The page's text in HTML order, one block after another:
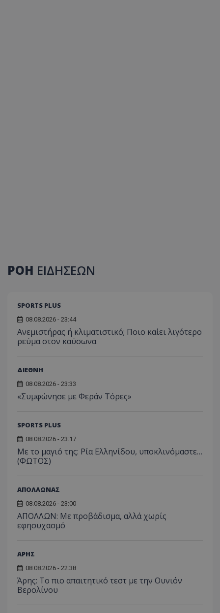
ΡΟΗ ΕΙΔΗΣΕΩΝ
SPORTS PLUS
08.08.2026 - 23:44
Ανεμιστήρας ή κλιματιστικό; Ποιο καίει λιγότερο
ρεύμα στον καύσωνα
ΔΙΕΘΝΗ
08.08.2026 - 23:33
«Συμφώνησε με Φεράν Τόρες»
SPORTS PLUS
08.08.2026 - 23:17
Με το μαγιό της: Ρία Ελληνίδου, υποκλινόμαστε…
(ΦΩΤΟΣ)
ΑΠΟΛΛΩΝΑΣ
08.08.2026 - 23:00
ΑΠΟΛΛΩΝ: Με προβάδισμα, αλλά χωρίς
εφησυχασμό
ΑΡΗΣ
08.08.2026 - 22:38
Άρης: Το πιο απαιτητικό τεστ με την Ουνιόν
Βερολίνου